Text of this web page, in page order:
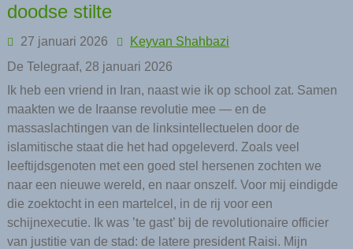
doodse stilte
27 januari 2026
Keyvan Shahbazi
De Telegraaf, 28 januari 2026
Ik heb een vriend in Iran, naast wie ik op school zat. Samen
maakten we de Iraanse revolutie mee — en de
massaslachtingen van de linksintellectuelen door de
islamitische staat die het had opgeleverd. Zoals veel
leeftijdsgenoten met een goed stel hersenen zochten we
naar een nieuwe wereld, en naar onszelf. Voor mij eindigde
die zoektocht in een martelcel, in de rij voor een
schijnexecutie. Ik was ’te gast’ bij de revolutionaire officier
van justitie van de stad: de latere president Raisi. Mijn